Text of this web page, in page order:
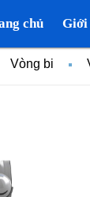
chủ Giới
Vòng bi